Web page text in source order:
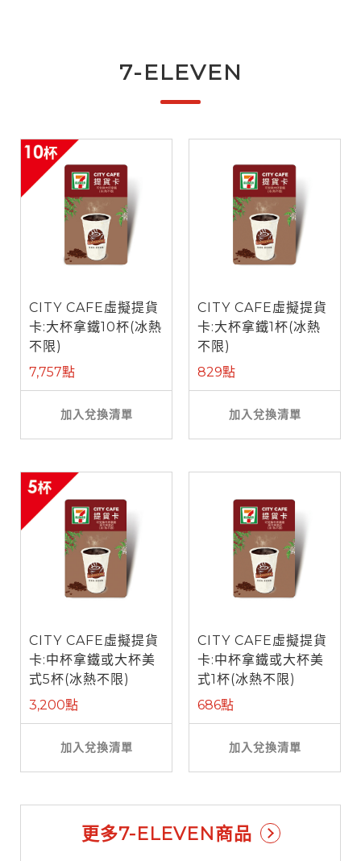
7-ELEVEN
CITY CAFE虛擬提貨
卡:大杯拿鐵10杯(冰熱
不限)
7,757點
加入兌換清單
CITY CAFE虛擬提貨
卡:大杯拿鐵1杯(冰熱
不限)
829點
加入兌換清單
CITY CAFE虛擬提貨
卡:中杯拿鐵或大杯美
式5杯(冰熱不限)
3,200點
加入兌換清單
CITY CAFE虛擬提貨
卡:中杯拿鐵或大杯美
式1杯(冰熱不限)
686點
加入兌換清單
更多7-ELEVEN商品